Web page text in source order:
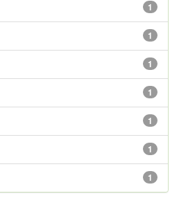
1
1
1
1
1
1
1